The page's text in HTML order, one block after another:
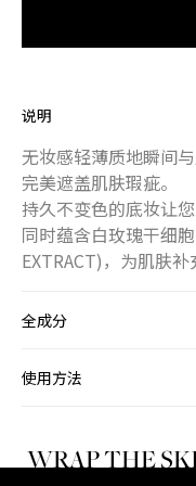
说明
无妆感轻薄质地瞬间
完美遮盖肌肤瑕疵。
持久不变色的底妆让
同时蕴含白玫瑰干细
EXTRACT)，为肌肤
全成分
使用方法
WRAP THE